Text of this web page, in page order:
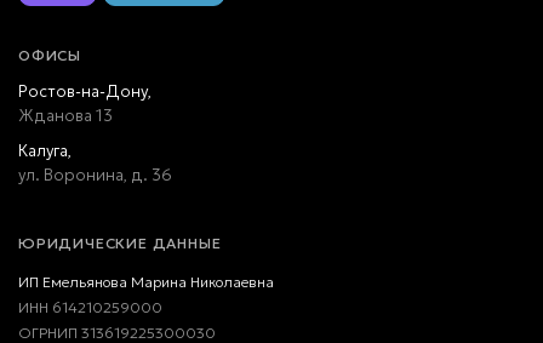
ОФИСЫ
Ростов-на-Дону,
Жданова 13
Калуга,
ул. Воронина, д. 36
ЮРИДИЧЕСКИЕ ДАННЫЕ
ИП Емельянова Марина Николаевна
ИНН 614210259000
ОГРНИП 313619225300030